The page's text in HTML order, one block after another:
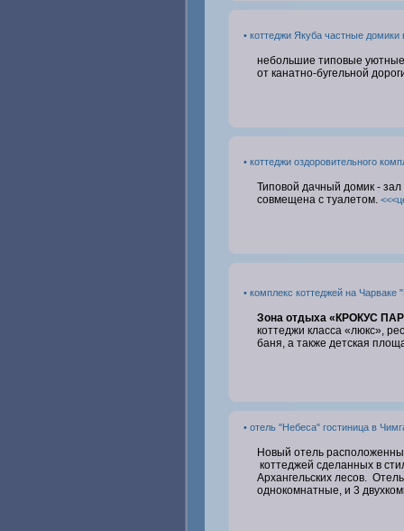
• коттеджи Якуба частные домики
небольшие типовые
от канатно-бугельной
• коттеджи оздоровительного
Типовой дачный домик - зал
совмещена с туалетом.
• комплекс коттеджей на
Зона отдыха «КРОКУС
коттеджи класса «люкс»,
баня, а также детская
• отель "Небеса" гостиница в
Новый отель
коттеджей сделанных в
Архангельских лесов.
однокомнатные, и 3